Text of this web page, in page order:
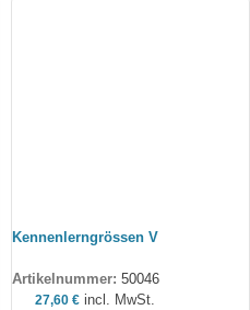
Kennenlerngrössen V
Artikelnummer: 50046
27,60 € incl. MwSt.